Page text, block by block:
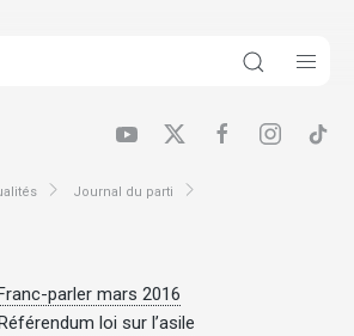
Journal du parti
parler mars 2016
loi sur l’asile